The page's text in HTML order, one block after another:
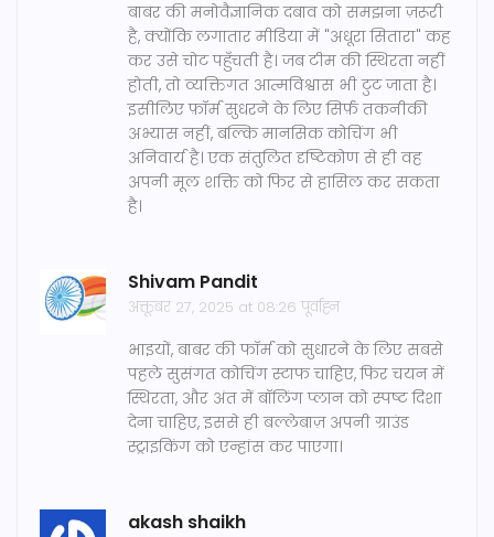
बाबर की मनोवैज्ञानिक दबाव को समझना ज़रूरी
है, क्योंकि लगातार मीडिया में "अधूरा सितारा" कह
कर उसे चोट पहुँचती है। जब टीम की स्थिरता नहीं
होती, तो व्यक्तिगत आत्मविश्वास भी टुट जाता है।
इसीलिए फ़ॉर्म सुधरने के लिए सिर्फ़ तकनीकी
अभ्यास नहीं, बल्कि मानसिक कोचिंग भी
अनिवार्य है। एक संतुलित दृष्टिकोण से ही वह
अपनी मूल शक्ति को फिर से हासिल कर सकता
है।
Shivam Pandit
अक्तूबर 27, 2025 at 08:26 पूर्वाह्न
भाइयों, बाबर की फॉर्म को सुधारने के लिए सबसे
पहले सुसंगत कोचिंग स्टाफ चाहिए, फिर चयन में
स्थिरता, और अंत में बॉलिंग प्लान को स्पष्ट दिशा
देना चाहिए, इससे ही बल्लेबाज़ अपनी ग्राउंड
स्ट्राइकिंग को एन्हांस कर पाएगा।
akash shaikh